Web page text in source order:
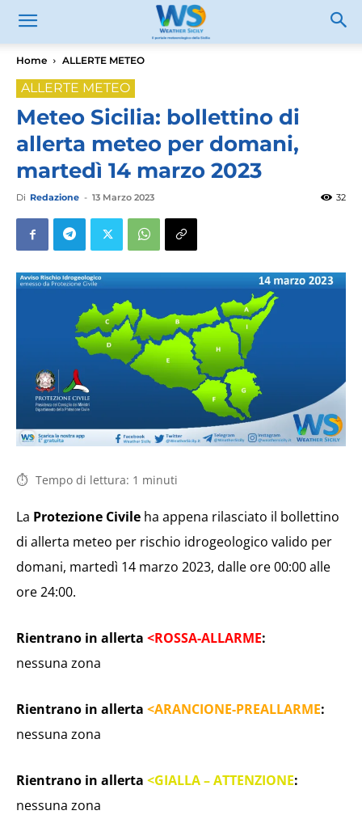
Home ALLERTE METEO
ALLERTE METEO
Meteo Sicilia: bollettino di
allerta meteo per domani,
martedì 14 marzo 2023
Di Redazione - 13 Marzo 2023 32
Tempo di lettura: 1 minuti
La Protezione Civile ha appena rilasciato il bollettino
di allerta meteo per rischio idrogeologico valido per
domani, martedì 14 marzo 2023, dalle ore 00:00 alle
ore 24:00.
Rientrano in allerta <ROSSA-ALLARME:
nessuna zona
Rientrano in allerta <ARANCIONE-PREALLARME:
nessuna zona
Rientrano in allerta <GIALLA – ATTENZIONE:
nessuna zona